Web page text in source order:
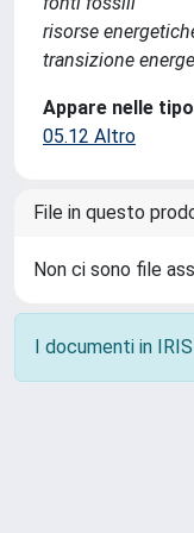
risorse
transizione
Appare nelle
05.12 Altro
File in questo
Non ci sono file
I documenti in